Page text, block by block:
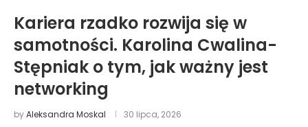
Kariera rzadko rozwija się w
samotności. Karolina Cwalina-
Stępniak o tym, jak ważny jest
networking
byAleksandra Moskal 30 lipca, 2026